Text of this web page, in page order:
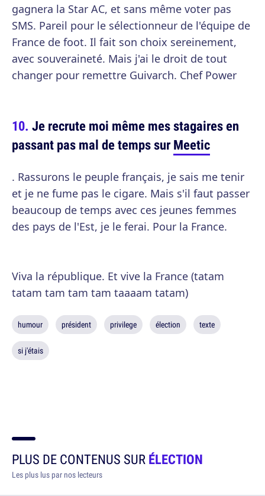
gagnera la Star AC, et sans même voter pas
SMS. Pareil pour le sélectionneur de l'équipe de
France de foot. Il fait son choix sereinement,
avec souveraineté. Mais j'ai le droit de tout
changer pour remettre Guivarch. Chef Power
Je recrute moi même mes stagaires en
passant pas mal de temps surMeetic
. Rassurons le peuple français, je sais me tenir
et je ne fume pas le cigare. Mais s'il faut passer
beaucoup de temps avec ces jeunes femmes
des pays de l'Est, je le ferai. Pour la France.
Viva la république. Et vive la France (tatam
tatam tam tam tam taaaam tatam)
humour président privilege élection texte
si j'étais
PLUS DE CONTENUS SURÉLECTION
Les plus lus par nos lecteurs